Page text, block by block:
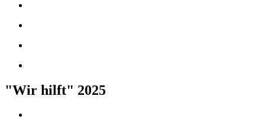
"Wir hilft" 2025